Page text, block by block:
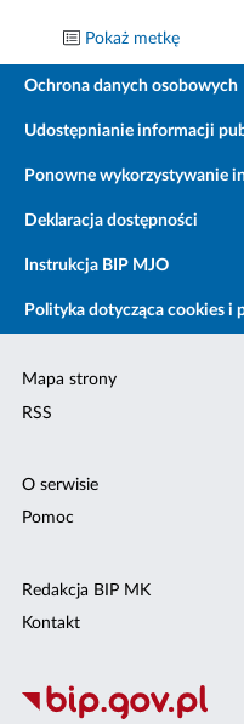
Pokaż metkę
Ochrona danych osobowych
Udostępnianie informacji
Ponowne wykorzystywanie
Deklaracja dostępności
Instrukcja BIP MJO
Polityka dotycząca cookies i
Mapa strony
RSS
O serwisie
Pomoc
Redakcja BIP MK
Kontakt